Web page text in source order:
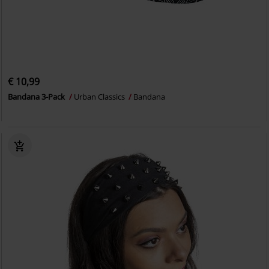
€ 10,99
Bandana 3-Pack Urban Classics Bandana